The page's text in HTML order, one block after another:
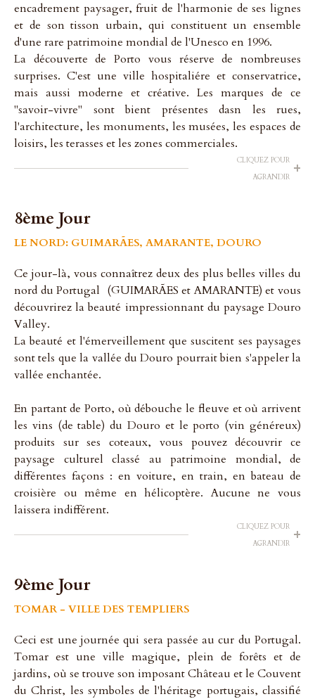
encadrement paysager, fruit de l'harmonie de ses lignes
et de son tisson urbain, qui constituent un ensemble
d'une rare patrimoine mondial de l'Unesco en 1996.
La découverte de Porto vous réserve de nombreuses
surprises. C'est une ville hospitaliére et conservatrice,
mais aussi moderne et créative. Les marques de ce
"savoir-vivre" sont bient présentes dasn les rues,
l'architecture, les monuments, les musées, les espaces de
loisirs, les terasses et les zones commerciales.
CLIQUEZ POUR
AGRANDIR +
8ème Jour
LE NORD: GUIMARÃES, AMARANTE, DOURO
Ce jour-là, vous connaîtrez deux des plus belles villes du
nord du Portugal (GUIMARÃES et AMARANTE) et vous
découvrirez la beauté impressionnant du paysage Douro
Valley.
La beauté et l'émerveillement que suscitent ses paysages
sont tels que la vallée du Douro pourrait bien s'appeler la
vallée enchantée.
En partant de Porto, où débouche le fleuve et où arrivent
les vins (de table) du Douro et le porto (vin généreux)
produits sur ses coteaux, vous pouvez découvrir ce
paysage culturel classé au patrimoine mondial, de
différentes façons : en voiture, en train, en bateau de
croisière ou même en hélicoptère. Aucune ne vous
laissera indifférent.
CLIQUEZ POUR
AGRANDIR +
9ème Jour
TOMAR - VILLE DES TEMPLIERS
Ceci est une journée qui sera passée au cur du Portugal.
Tomar est une ville magique, plein de forêts et de
jardins, où se trouve son imposant Château et le Couvent
du Christ, les symboles de l'héritage portugais, classifié